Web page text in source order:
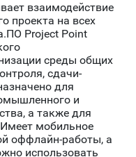
взаимодействие
проекта на всех
Project Point
среды общих
сдачи-
для
и
а также для
мобильное
оффлайн-работы, а
использовать